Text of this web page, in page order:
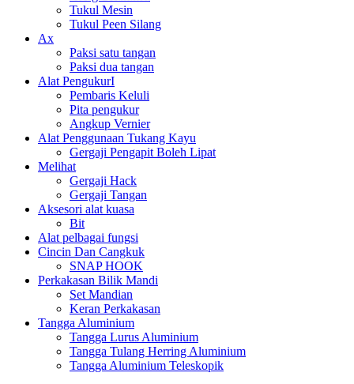
Tukul Mesin
Tukul Peen Silang
Ax
Paksi satu tangan
Paksi dua tangan
Alat PengukurI
Pembaris Keluli
Pita pengukur
Angkup Vernier
Alat Penggunaan Tukang Kayu
Gergaji Pengapit Boleh Lipat
Melihat
Gergaji Hack
Gergaji Tangan
Aksesori alat kuasa
Bit
Alat pelbagai fungsi
Cincin Dan Cangkuk
SNAP HOOK
Perkakasan Bilik Mandi
Set Mandian
Keran Perkakasan
Tangga Aluminium
Tangga Lurus Aluminium
Tangga Tulang Herring Aluminium
Tangga Aluminium Teleskopik